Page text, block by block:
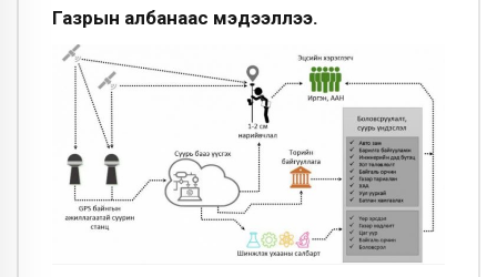
Газрын албанаас мэдээллээ.